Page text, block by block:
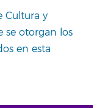
Cultura y
se otorgan los
en esta